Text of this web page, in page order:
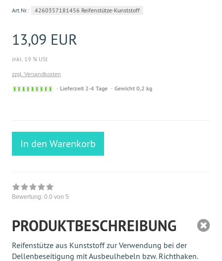
Art.Nr.: 4260357181456 Reifenstütze-Kunststoff
13,09 EUR
inkl. 19 % USt
zzgl. Versandkosten
Sofort
Lieferzeit 2-4 Tage Gewicht 0,2 kg
In den Warenkorb
Bewertung: 0.0 von 5
PRODUKTBESCHREIBUNG
Reifenstütze aus Kunststoff zur Verwendung bei der
Dellenbeseitigung mit Ausbeulhebeln bzw. Richthaken.